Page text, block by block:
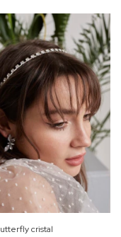
cristal